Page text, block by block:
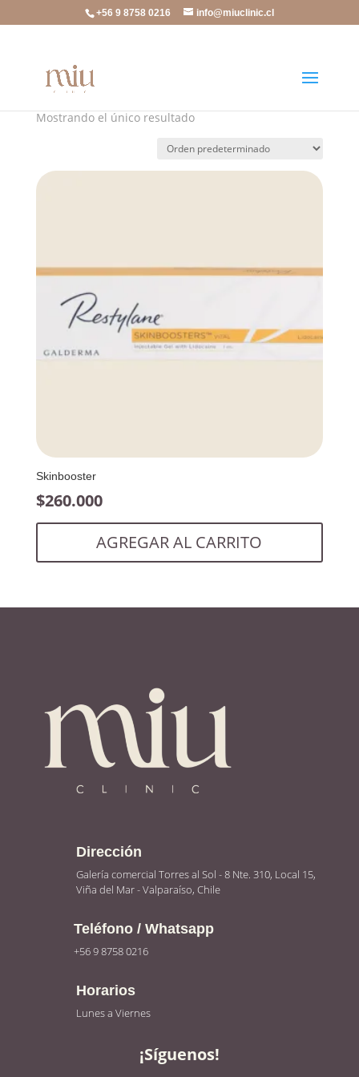
+56 9 8758 0216 info@miuclinic.cl
Skinbooster
Mostrando el único resultado
Skinbooster
$260.000
AGREGAR AL CARRITO
Dirección
Galería comercial Torres al Sol - 8 Nte. 310, Local 15,
Viña del Mar - Valparaíso, Chile
Teléfono / Whatsapp
+56 9 8758 0216
Horarios
Lunes a Viernes
¡Síguenos!